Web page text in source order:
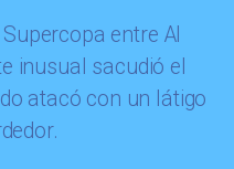
entre Al
inusual sacudió el
atacó con un látigo